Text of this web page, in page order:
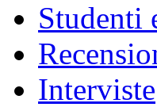
Studenti
Interviste